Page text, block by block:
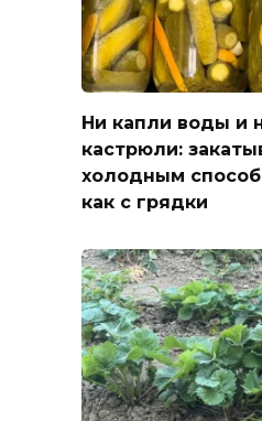
Ни капли воды и
кастрюли:
холодным
как с грядки